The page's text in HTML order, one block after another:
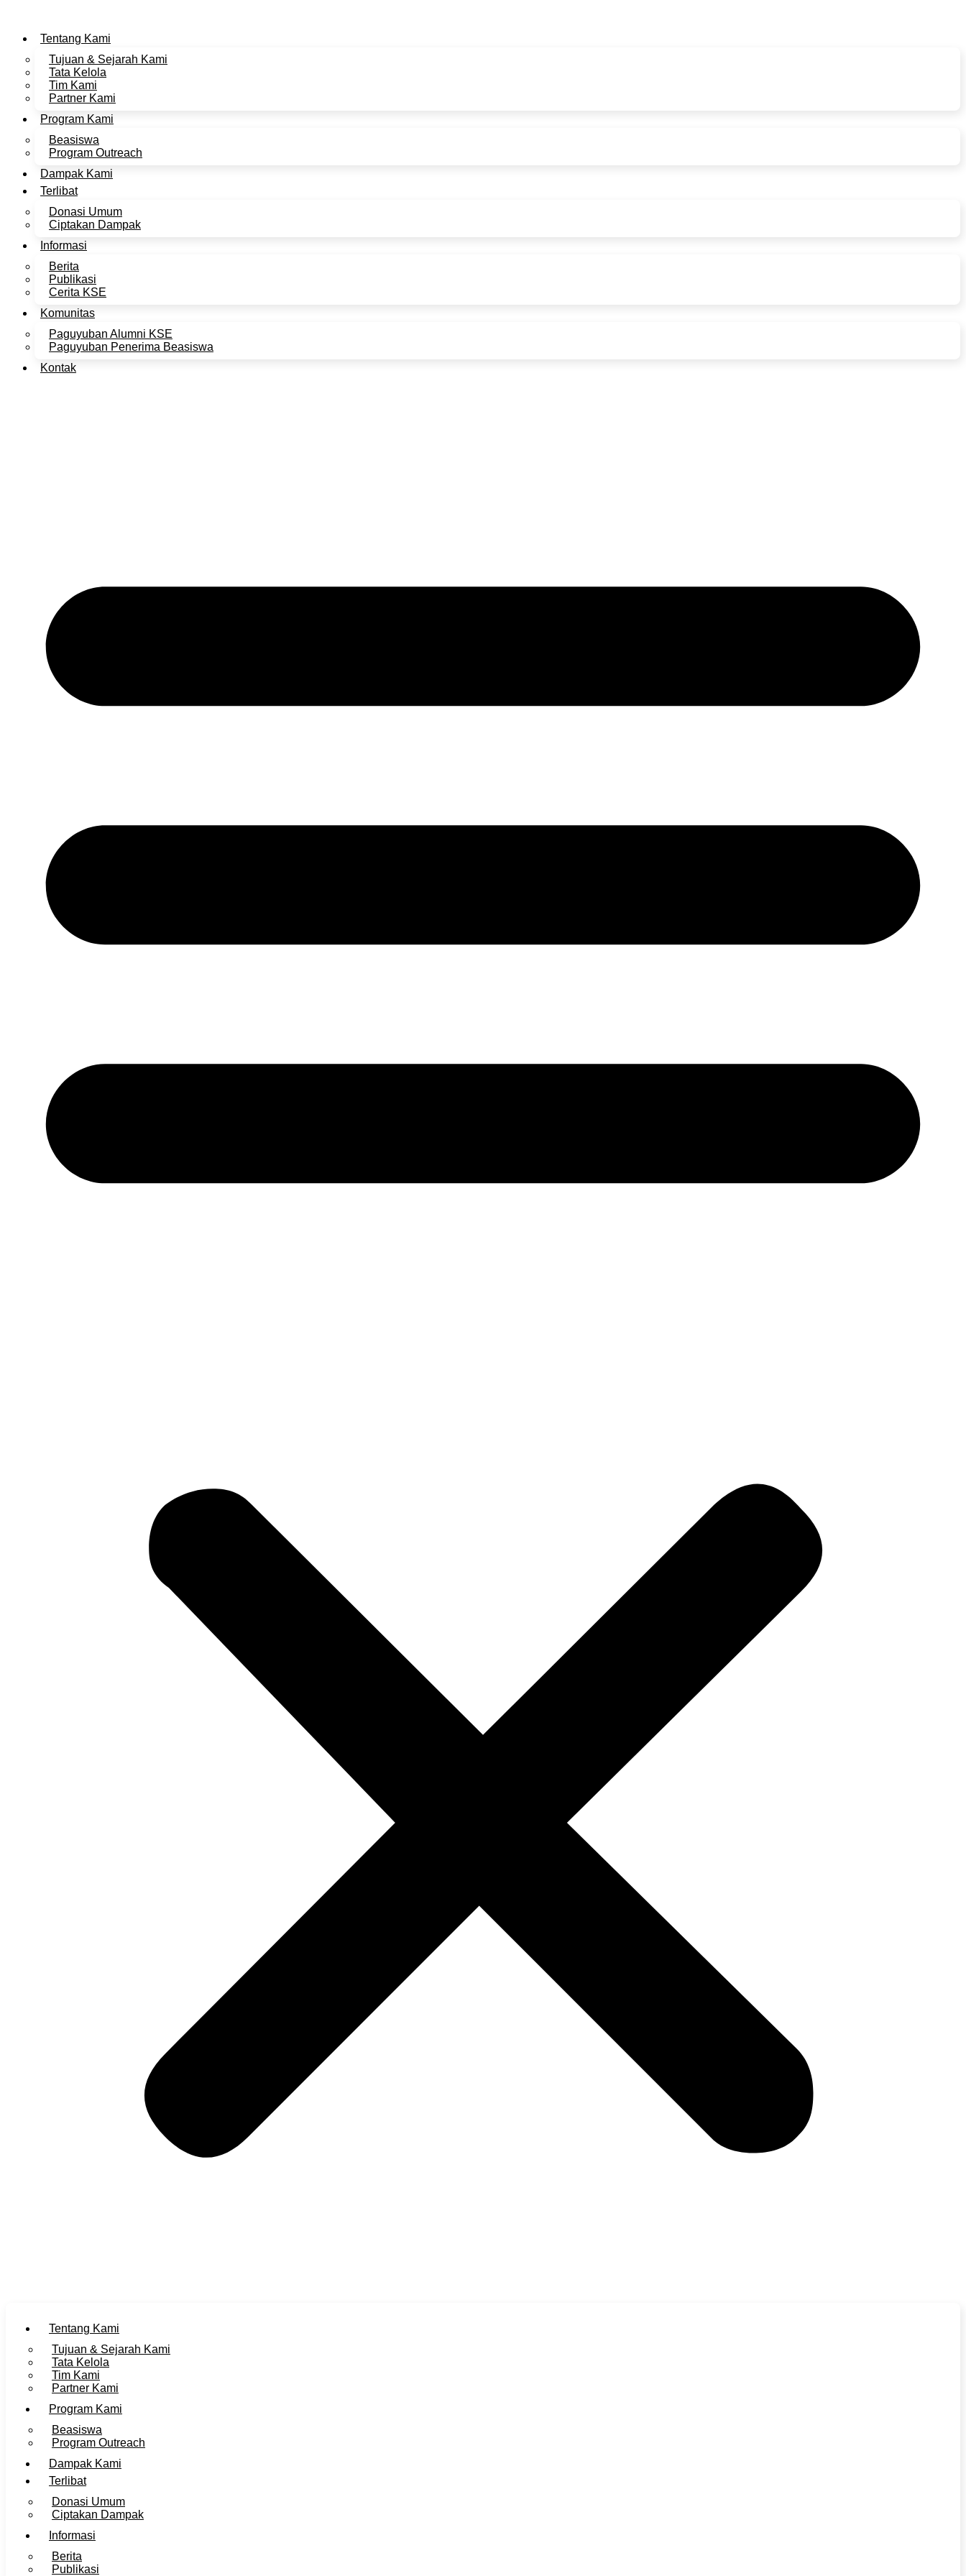
konten
Tentang Kami
Tujuan & Sejarah Kami
Tata Kelola
Tim Kami
Partner Kami
Program Kami
Beasiswa
Program Outreach
Dampak Kami
Terlibat
Donasi Umum
Ciptakan Dampak
Informasi
Berita
Publikasi
Cerita KSE
Komunitas
Paguyuban Alumni KSE
Paguyuban Penerima Beasiswa
Kontak
Tentang Kami
Tujuan & Sejarah Kami
Tata Kelola
Tim Kami
Partner Kami
Program Kami
Beasiswa
Program Outreach
Dampak Kami
Terlibat
Donasi Umum
Ciptakan Dampak
Informasi
Berita
Publikasi